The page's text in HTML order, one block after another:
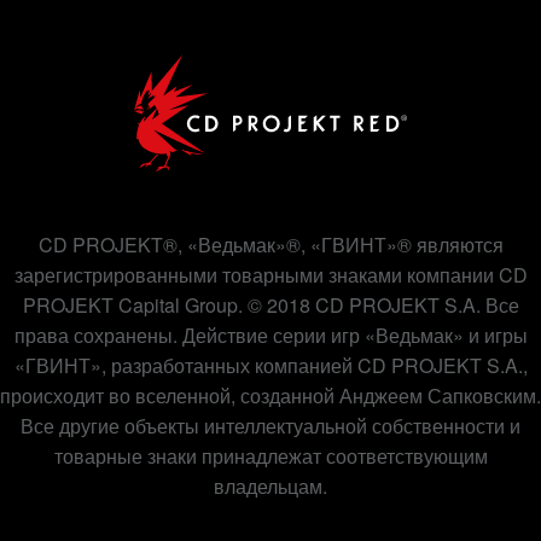
CD PROJEKT®, «Ведьмак»®, «ГВИНТ»® являются
зарегистрированными товарными знаками компании CD
PROJEKT Capital Group. © 2018 CD PROJEKT S.A. Все
права сохранены. Действие серии игр «Ведьмак» и игры
«ГВИНТ», разработанных компанией CD PROJEKT S.A.,
происходит во вселенной, созданной Анджеем Сапковским.
Все другие объекты интеллектуальной собственности и
товарные знаки принадлежат соответствующим
владельцам.